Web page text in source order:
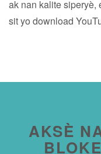
ak nan kalite siperyè,
sit yo download
AKSÈ